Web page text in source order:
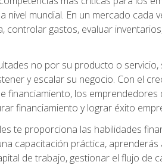
mundial. En un mercado cada
gastos, evaluar
no por su producto o
y escalar su negocio. Con el
financiamiento, los
financiamiento y lograr éxito
te proporciona las habilidades
capacitación práctica,
de trabajo, gestionar el flujo de